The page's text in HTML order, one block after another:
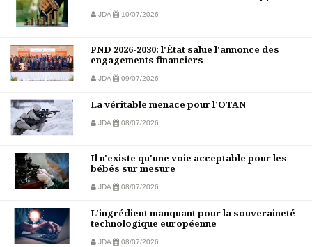
JDA 10/07/2026
PND 2026-2030: l'État salue l'annonce des
engagements financiers
JDA 09/07/2026
La véritable menace pour l’OTAN
JDA 08/07/2026
Il n'existe qu'une voie acceptable pour les
bébés sur mesure
JDA 08/07/2026
L'ingrédient manquant pour la souveraineté
technologique européenne
JDA 08/07/2026